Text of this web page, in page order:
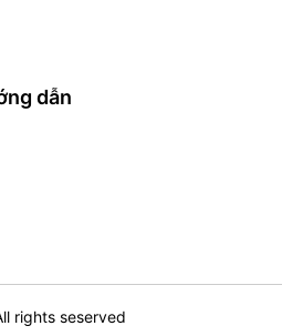
dẫn
rights seserved